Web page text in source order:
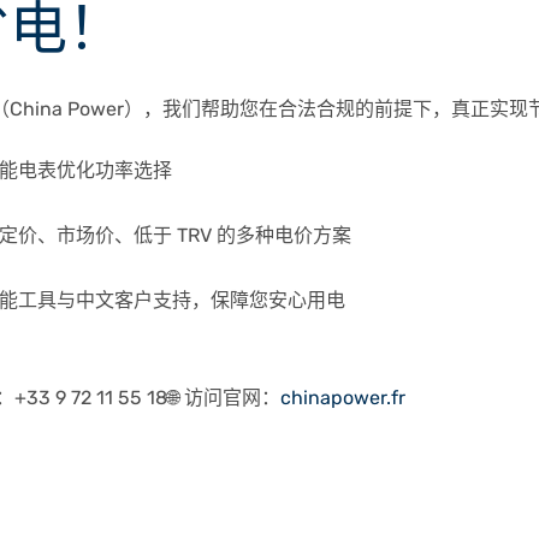
！
China Power），我们帮助您在合法合规的前提下，真正实现
电表优化功率选择
价、市场价、低于 TRV 的多种电价方案
工具与中文客户支持，保障您安心用电
+33 9 72 11 55 18🌐 访问官网： chinapower.fr